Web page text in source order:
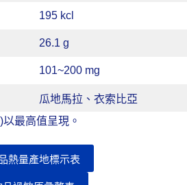
195 kcl
26.1 g
101~200 mg
瓜地馬拉、衣索比亞
最高值呈現。
熱量產地標示表